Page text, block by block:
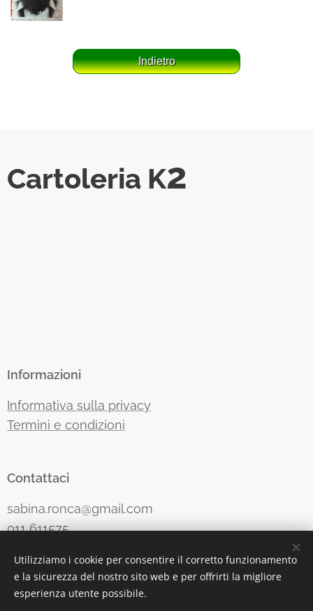
Cartoleria K2
Informazioni
Informativa sulla privacy
Termini e condizioni
Contattaci
sabina.ronca@gmail.com
011 611575
Cartoleria k2 -Corso Traiano 101/a - 10135 Torino - Telefono
Utilizziamo i cookie per consentire il corretto funzionamento
e la sicurezza del nostro sito web e per offrirti la migliore
esperienza utente possibile.